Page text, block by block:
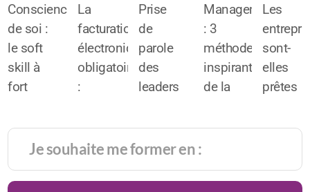
Conscience
de soi :
le soft
skill à
fort
de
réussite
très
prisé
La
facturation
électronique
obligatoire
:
du
chiffre
!
Prise
de
parole
des
leaders
caméra
:
rester
Management
: 3
méthodes
inspirantes
de la
gastronomie
Les
sont-
elles
prêtes
intégrer
alpha